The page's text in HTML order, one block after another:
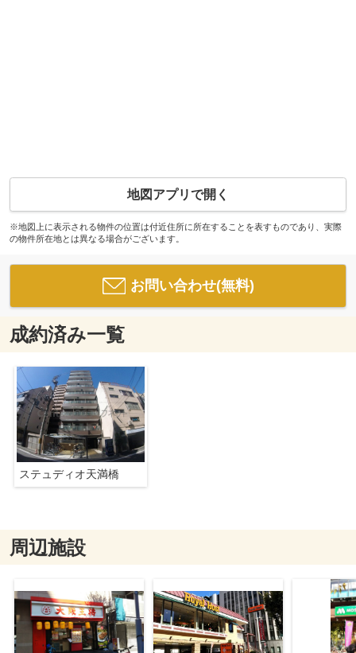
地図アプリで開く
※地図上に表示される物件の位置は付近住所に所在することを表すものであり、実際
の物件所在地とは異なる場合がございます。
お問い合わせ(無料)
成約済み一覧
ステュディオ天満橋
周辺施設